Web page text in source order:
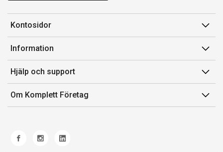
Kontosidor
Mina sidor
Orderhistorik
Fakturor & Kvitton
Inköpslistor
Information
Försäljningsvillkor
Villkor för Komplett Företag Plus
Felsökning & guider
Hjälp och support
Kontakta oss
Kundservice
Frakt och leverans
Om Komplett Företag